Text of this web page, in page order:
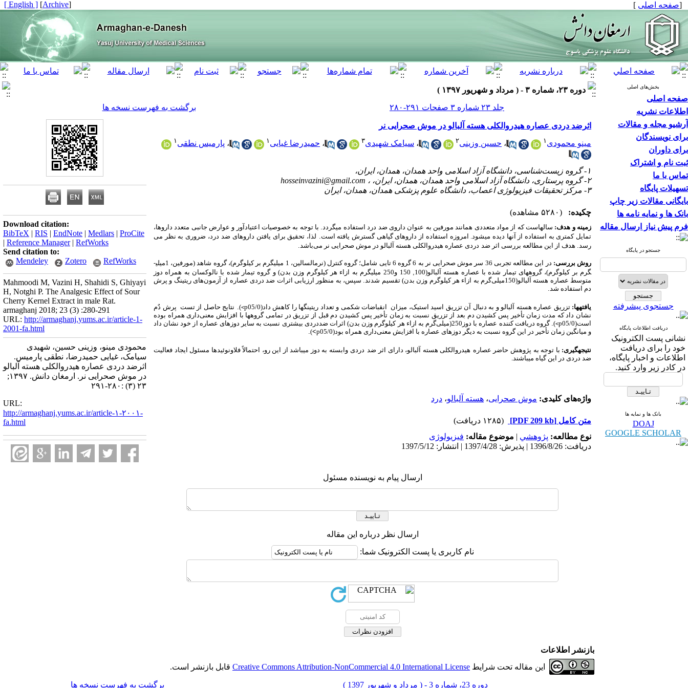
[صفحه اصلی ]
[
Archive
]
[ English ]
بخش‌های اصلی
صفحه اصلی
اطلاعات نشریه
آرشیو مجله و مقالات
برای نویسندگان
برای داوران
ثبت نام و اشتراک
تماس با ما
تسهیلات پایگاه
بایگانی مقالات زیر چاپ
بانک ها و نمایه نامه ها
فرم پیش نیاز ارسال مقاله
جستجو در پایگاه
جستجوی پیشرفته
دریافت اطلاعات پایگاه
نشانی پست الکترونیک
خود را برای دریافت
اطلاعات و اخبار پایگاه،
در کادر زیر وارد کنید.
بانک ها و نمایه ها
DOAJ
GOOGLE SCHOLAR
دوره ۲۳، شماره ۳ - ( مرداد و شهریور ۱۳۹۷ )
جلد ۲۳ شماره ۳ صفحات ۲۹۱-۲۸۰
برگشت به فهرست نسخه ها
اثرضد دردی عصاره هیدروالکلی هسته آلبالو در موش صحرایی نر
مینو محمودی ۱ ، حسین وزینی۲ ، سیامک شهیدی۳ ، حمیدرضا غیایی ۱ ، پارمیس نطقی ۱
۱- گروه زیست‌شناسی، دانشگاه آزاد اسلامی واحد همدان، همدان، ایران،
۲- گروه پرستاری، دانشگاه آزاد اسلامی واحد همدان، همدان، ایران، ،
hosseinvazini@gmail.com
۳- مرکز تحقیقات فیزیولوژی اعصاب، دانشگاه علوم پزشکی همدان، همدان، ایران
چکیده: (۵۲۸۰ مشاهده)
زمینه و هدف­­: سال­هاست که از مواد متعددی همانند مورفین به عنوان داروی ضد درد استفاده می­گردد. با توجه به خصوصیات اعتیادآور و عوارض جانبی متعدد داروها،
تمایل کمتری به استفاده از آن­ها دیده می­شود. امروزه استفاده از داروهای گیاهی گسترش یافته است. لذا، تحقیق برای یافتن داروهای ضد درد، ضروری به نظر می
رسد. هدف از این مطالعه بررسی اثر ضد دردی عصاره هیدروالکلی هسته آلبالو در موش صحرایی نر میباشد.
روش­ بررسی: در این مطالعه تجربی 36 سر موش صحرایی نر به 6 گروه 6 تایی شامل؛ گروه کنترل (نرمال­سالین، 1 میلی­گرم بر کیلوگرم)­، گروه شاهد (مورفین، 1 میلی­
گرم بر کیلوگرم)، گروه­های تیمار شده با عصاره هسته آلبالو(­100 , میلی­گرم به ازاء هر کیلوگرم وزن بدن) و گروه تیمار شده با نالوکسان به همراه دوز
متوسط عصاره هسته آلبالو(­150میلی‌گرم
به ازاء هر کیلوگرم وزن بدن) تقسیم شدند. سپس، به منظور ارزیابی اثرات ضد دردی عصاره از آزمونهای ریتینگ و پرش
دم استفاده شد.
یافته­ها:تزریق عصاره هسته آلبالو و به دنبال آن تزریق اسید استیک، میزان انقباضات شکمی و تعداد ریتینگ­ها را کاهش داد(
05/0
p
<
)
. نتایج حاصل از تست پرش دٌم
نشان داد که مدت زمان تأخیر پس کشیدن دم بعد از تزریق نسبت بهزمان تأخیر پس کشیدن دم قبل از تزریق در تمامی گروه­ها با افزایش معنی‌داری همراه بوده
است(05/0
p
<
)
. گروه دریافت کننده عصاره با دوز 250
(میلی‌گرم به ازاء هر کیلوگرم وزن بدن) اثرات ضددردی بیشتری نسبت به سایر دوزهای عصاره از خود نشان داد
و میانگین زمان تأخیر در اینگروه نسبت به دیگر دوز های عصاره با افزایش معنی‌داری همراه بود(05/0
p
<
)
.
نتیجه­گیری: با توجه به پژوهش حاضر عصاره هیدروالکلیهسته آلبالو، دارای اثر ضد دردی وابسته به دوز می­باشد از این رو، احتمالاً فلاونوئیدها مسئول ایجاد فعالیت
ضد دردی در این گیاه می­باشند.
واژه‌های کلیدی: موش صحرایی، هسته آلبالو، درد
متن کامل [PDF 209 kb]
(۱۲۸۵ دریافت)
نوع مطالعه: پژوهشي | موضوع مقاله: فیزیولوژی
دریافت: 1396/8/26 | پذیرش: 1397/4/28 | انتشار: 1397/5/12
ارسال پیام به نویسنده مسئول
ارسال نظر درباره این مقاله
نام کاربری یا پست الکترونیک شما:
Download citation:
BibTeX | RIS | EndNote | Medlars | ProCite
| Reference Manager| RefWorks
Send citation to:
Mendeley
Zotero RefWorks
Mahmoodi M, Vazini H, Shahidi S, Ghiyayi
H, Notghi P. The Analgesic Effect of Sour
Cherry Kernel Extract in male Rat.
armaghanj 2018; 23 (3) :280-291
URL: http://armaghanj.yums.ac.ir/article-1-
2001-fa.html
محمودی مینو، وزینی حسین، شهیدی
سیامک، غیایی حمیدرضا، نطقی پارمیس.
اثرضد دردی عصاره هیدروالکلی هسته آلبالو
در موش صحرایی نر. ارمغان دانش. ۱۳۹۷;
۲۳ (۳) :۲۸۰-۲۹۱
URL:
http://armaghanj.yums.ac.ir/article-۱-۲۰۰۱-
fa.html
بازنشر اطلاعات
این مقاله تحت شرایط Creative Commons Attribution-NonCommercial 4.0 International License قابل بازنشر است.
دوره 23، شماره 3 - ( مرداد و شهریور 1397 ) برگشت به فهرست نسخه ها